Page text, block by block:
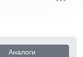
Аналоги